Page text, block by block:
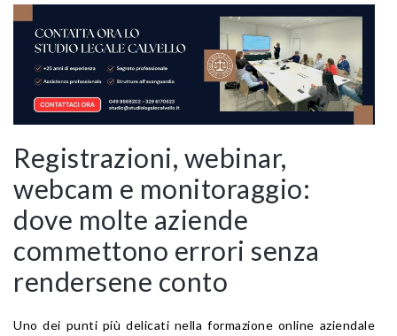
Registrazioni, webinar,
webcam e monitoraggio:
dove molte aziende
commettono errori senza
rendersene conto
Uno dei punti più delicati nella formazione online aziendale